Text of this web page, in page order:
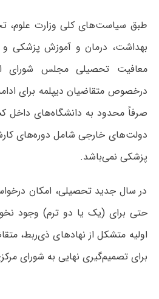
طبق سیاست‌های کلی وزارت علوم،
درخصوص متقاضیان دیپلمه برای
صرفاً محدود به دانشگاه‌های داخل
دولت‌های خارجی شامل دوره‌های
پزشکی نمی‌باشد.
در سال جدید تحصیلی، امکان
حتی برای (یک یا دو ترم) وجود
اولیه متشکل از نهادهای ذی‌ربط،
برای تصمیم‌گیری نهایی به شورای